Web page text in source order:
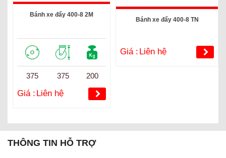
Bánh xe đẩy 400-8 2M
375 375 200
Giá : Liên hệ
Bánh xe đẩy 400-8 TN
Giá : Liên hệ
THÔNG TIN HỖ TRỢ